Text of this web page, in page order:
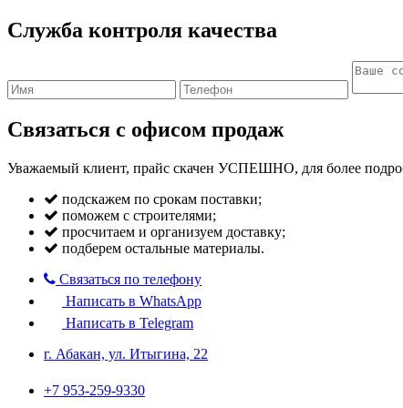
Служба контроля качества
Связаться с офисом продаж
Уважаемый клиент, прайс скачен УСПЕШНО, для более
подскажем по срокам поставки;
поможем с строителями;
просчитаем и организуем доставку;
подберем остальные материалы.
Связаться по телефону
Написать в WhatsApp
Написать в Telegram
г. Абакан, ул. Итыгина, 22
+7 953-259-9330